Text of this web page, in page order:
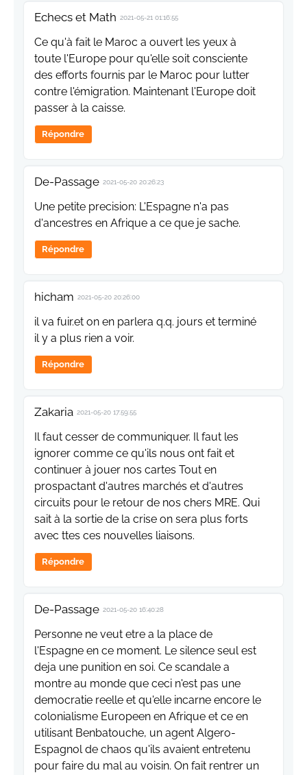
Echecs et Math 2021-05-21 01:16:55
Ce qu'à fait le Maroc a ouvert les yeux à
toute l'Europe pour qu'elle soit consciente
des efforts fournis par le Maroc pour lutter
contre l'émigration. Maintenant l'Europe doit
passer à la caisse.
Répondre
De-Passage 2021-05-20 20:26:23
Une petite precision: L'Espagne n'a pas
d'ancestres en Afrique a ce que je sache.
Répondre
hicham 2021-05-20 20:26:00
il va fuir.et on en parlera q.q. jours et terminé
il y a plus rien a voir.
Répondre
Zakaria 2021-05-20 17:59:55
Il faut cesser de communiquer. Il faut les
ignorer comme ce qu'ils nous ont fait et
continuer à jouer nos cartes Tout en
prospactant d'autres marchés et d'autres
circuits pour le retour de nos chers MRE. Qui
sait à la sortie de la crise on sera plus forts
avec ttes ces nouvelles liaisons.
Répondre
De-Passage 2021-05-20 16:40:28
Personne ne veut etre a la place de
l'Espagne en ce moment. Le silence seul est
deja une punition en soi. Ce scandale a
montre au monde que ceci n'est pas une
democratie reelle et qu'elle incarne encore le
colonialisme Europeen en Afrique et ce en
utilisant Benbatouche, un agent Algero-
Espagnol de chaos qu'ils avaient entretenu
pour faire du mal au voisin. On fait rentrer un